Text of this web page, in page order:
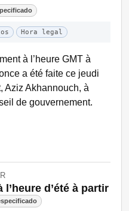
Hora legal
à l’heure GMT à
a été faite ce jeudi
Aziz Akhannouch, à
de gouvernement.
d’été à partir